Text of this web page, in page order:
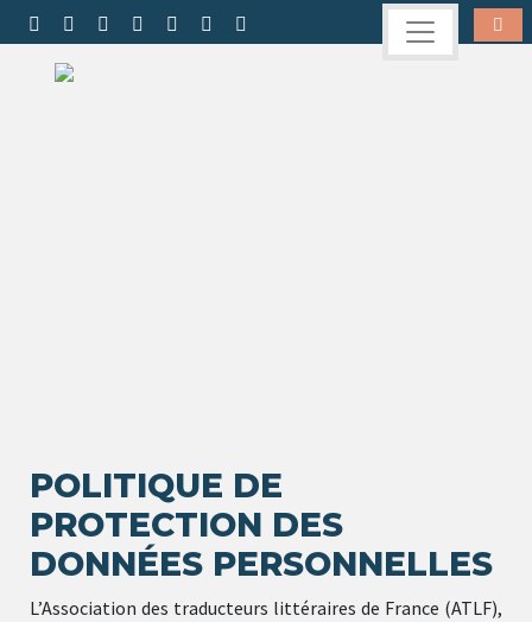
POLITIQUE DE
PROTECTION DES
DONNÉES PERSONNELLES
L’Association des traducteurs littéraires de France (ATLF),